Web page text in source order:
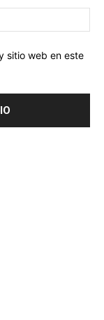
sitio web en este